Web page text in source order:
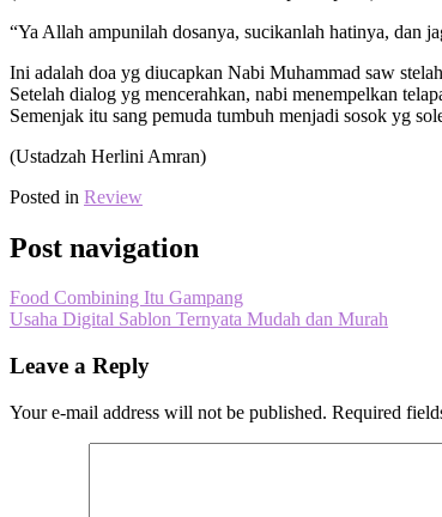
“Ya Allah ampunilah dosanya, sucikanlah hatinya, dan
Ini adalah doa yg diucapkan Nabi Muhammad saw
Setelah dialog yg mencerahkan, nabi menempelkan
Semenjak itu sang pemuda tumbuh menjadi sosok yg
(Ustadzah Herlini Amran)
Posted in Review
Post navigation
Food Combining Itu Gampang
Usaha Digital Sablon Ternyata Mudah dan Murah
Leave a Reply
Your e-mail address will not be published. Required